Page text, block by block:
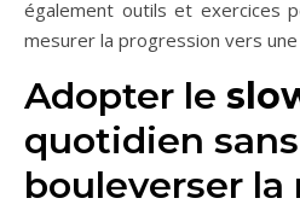
également outils et exercices
mesurer la progression vers
Adopter le
quotidien sans
bouleverser